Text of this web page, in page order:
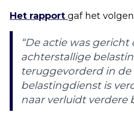
Het rapport gaf het
“De actie was
achterstallige
teruggevorderd in
belastingdienst is
naar verluidt verdere